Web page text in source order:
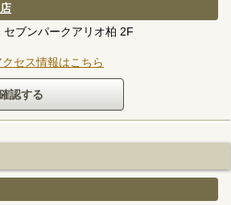
ブンパークアリオ柏 2F
セス情報はこちら